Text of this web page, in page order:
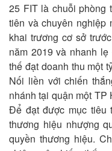
25 FIT là chuỗi phòng
tiên và chuyên nghiệp
khai trương cơ sở
năm 2019 và nhanh
thế đạt doanh thu một
Nối liền với chiến
nhánh tại quận một
Để đạt được mục tiêu
thương hiệu nhượng
quyền thương hiệu.